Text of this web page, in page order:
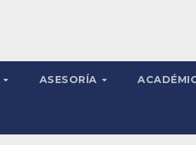
ASESORÍA